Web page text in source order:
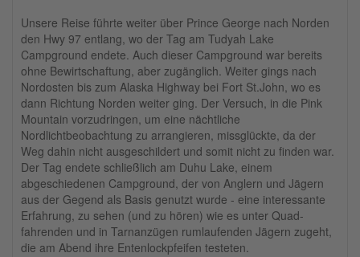
Unsere Reise führte weiter über Prince George nach Norden
den Hwy 97 entlang, wo der Tag am Tudyah Lake
Campground endete. Auch dieser Campground war bereits
ohne Bewirtschaftung, aber zugänglich. Weiter gings nach
Nordosten bis zum Alaska Highway bei Fort St.John, wo es
dann Richtung Norden weiter ging. Der Versuch, in die Pink
Mountain vorzudringen, um eine nächtliche
Nordlichtbeobachtung zu arrangieren, missglückte, da der
Weg dahin nicht ausgeschildert und somit nicht zu finden war.
Der Tag endete schließlich am Duhu Lake, einem
abgeschiedenen Campground, der von Anglern und Jägern
aus der Gegend als Basis genutzt wurde - eine interessante
Erfahrung, zu sehen (und zu hören) wie es unter Quad-
fahrenden und in Tarnanzügen rumlaufenden Jägern zugeht,
die am Abend ihre Entenlockpfeifen testeten.